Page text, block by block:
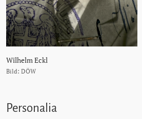
Wilhelm Eckl
Bild: DÖW
Personalia